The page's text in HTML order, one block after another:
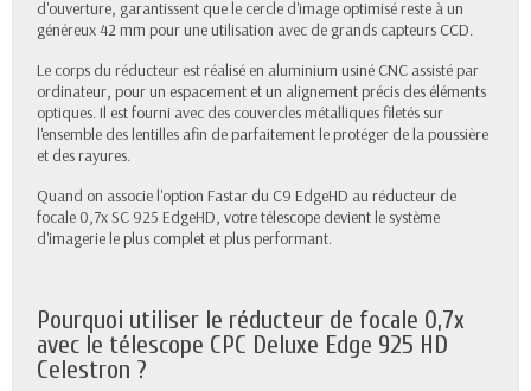
d'ouverture, garantissent que le cercle d'image optimisé reste à un
généreux 42 mm pour une utilisation avec de grands capteurs CCD.
Le corps du réducteur est réalisé en aluminium usiné CNC assisté par
ordinateur, pour un espacement et un alignement précis des éléments
optiques. Il est fourni avec des couvercles métalliques filetés sur
l'ensemble des lentilles afin de parfaitement le protéger de la poussière
et des rayures.
Quand on associe l'option Fastar du C9 EdgeHD au réducteur de
focale 0,7x SC 925 EdgeHD, votre télescope devient le système
d'imagerie le plus complet et plus performant.
Pourquoi utiliser le réducteur de focale 0,7x
avec le télescope CPC Deluxe Edge 925 HD
Celestron ?